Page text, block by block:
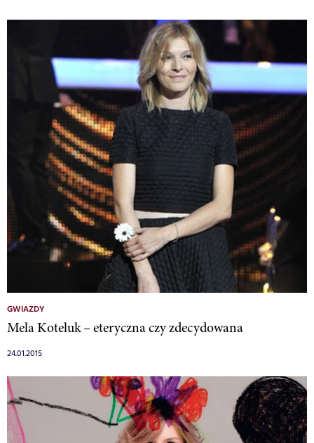
GWIAZDY
Mela Koteluk – eteryczna czy zdecydowana
24.01.2015